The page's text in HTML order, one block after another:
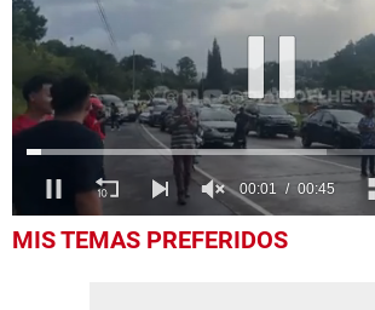
seconds
MIS TEMAS PREFERIDOS